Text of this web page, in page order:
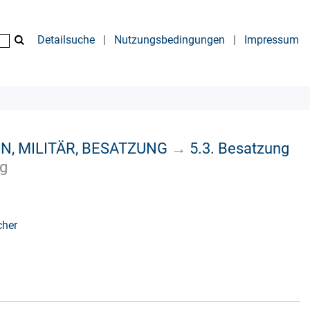
Detailsuche | Nutzungsbedingungen | Impressum
MILITÄR, BESATZUNG → 5.3. Besatzung